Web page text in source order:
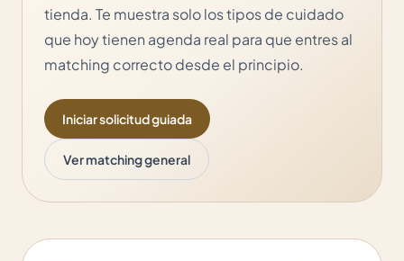
tienda. Te muestra solo los tipos de cuidado
que hoy tienen agenda real para que entres al
matching correcto desde el principio.
Iniciar solicitud guiada
Ver matching general